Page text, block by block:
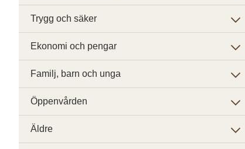
Trygg och säker
Ekonomi och pengar
Familj, barn och unga
Öppenvården
Äldre